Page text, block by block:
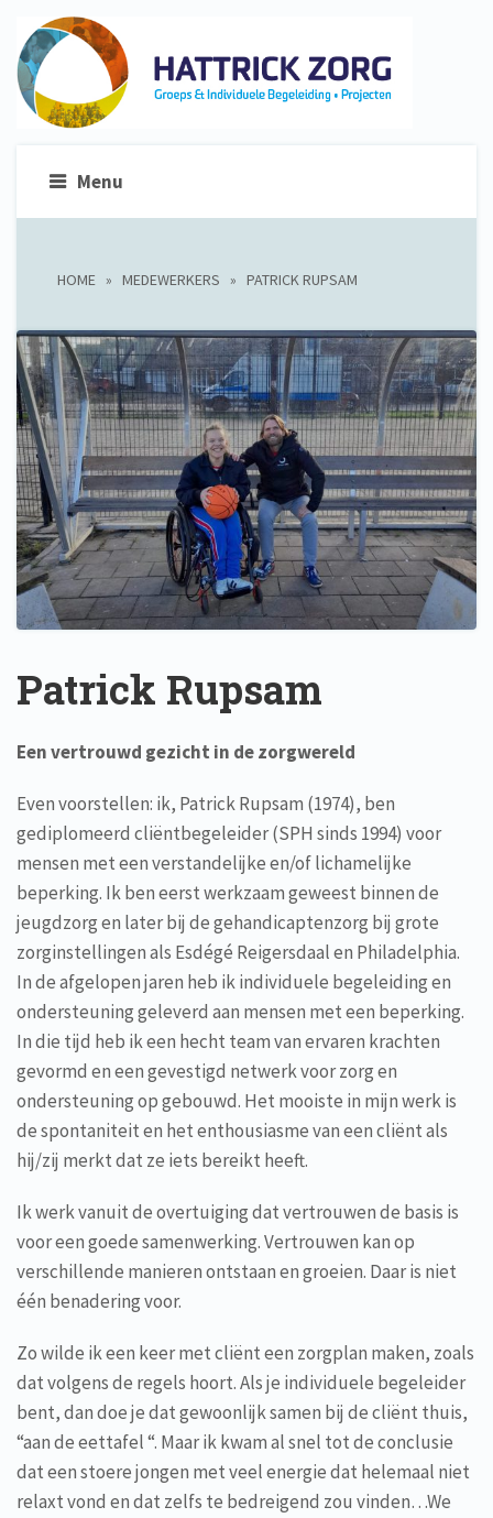
Menu
HOME »MEDEWERKERS »PATRICK RUPSAM
Patrick Rupsam
Een vertrouwd gezicht in de zorgwereld
Even voorstellen: ik, Patrick Rupsam (1974), ben
gediplomeerd cliëntbegeleider (SPH sinds 1994) voor
mensen met een verstandelijke en/of lichamelijke
beperking. Ik ben eerst werkzaam geweest binnen de
jeugdzorg en later bij de gehandicaptenzorg bij grote
zorginstellingen als Esdégé Reigersdaal en Philadelphia.
In de afgelopen jaren heb ik individuele begeleiding en
ondersteuning geleverd aan mensen met een beperking.
In die tijd heb ik een hecht team van ervaren krachten
gevormd en een gevestigd netwerk voor zorg en
ondersteuning op gebouwd. Het mooiste in mijn werk is
de spontaniteit en het enthousiasme van een cliënt als
hij/zij merkt dat ze iets bereikt heeft.
Ik werk vanuit de overtuiging dat vertrouwen de basis is
voor een goede samenwerking. Vertrouwen kan op
verschillende manieren ontstaan en groeien. Daar is niet
één benadering voor.
Zo wilde ik een keer met cliënt een zorgplan maken, zoals
dat volgens de regels hoort. Als je individuele begeleider
bent, dan doe je dat gewoonlijk samen bij de cliënt thuis,
“aan de eettafel “. Maar ik kwam al snel tot de conclusie
dat een stoere jongen met veel energie dat helemaal niet
relaxt vond en dat zelfs te bedreigend zou vinden…We